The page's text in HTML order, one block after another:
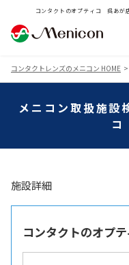
コンタクトのオプティコ 呉あが
コンタクトレンズのメニコン HOME
メニコン取扱施設
施設詳細
コンタクトのオプ